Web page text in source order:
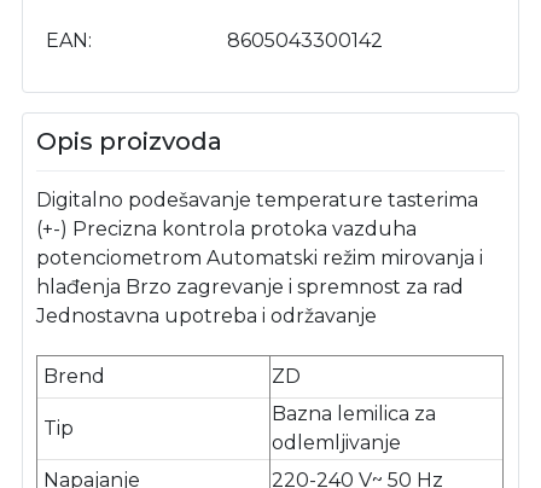
EAN 8605043300142
Opis proizvoda
Digitalno podešavanje temperature tasterima
(+-) Precizna kontrola protoka vazduha
potenciometrom Automatski režim mirovanja i
hlađenja Brzo zagrevanje i spremnost za rad
Jednostavna upotreba i održavanje
Brend ZD
Tip
Bazna lemilica za
odlemljivanje
Napajanje
220-240 V~ 50 Hz